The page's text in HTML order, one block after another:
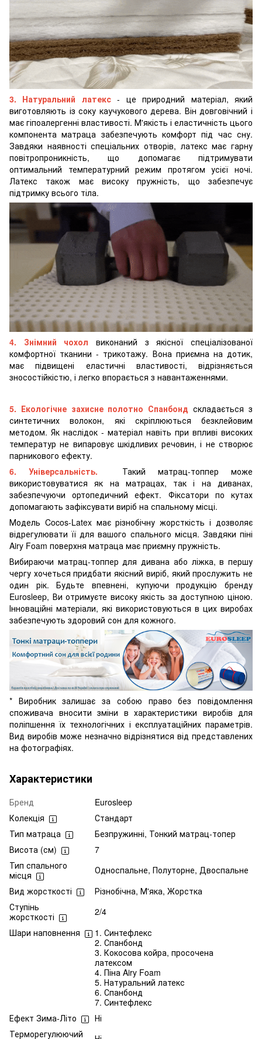
3. Натуральний латекс- це природний матеріал, який
виготовляють із соку каучукового дерева. Він довговічний і
має гіпоалергенні властивості. М'якість і еластичність цього
компонента матраца забезпечують комфорт під час сну.
Завдяки наявності спеціальних отворів, латекс має гарну
повітропроникність, що допомагає підтримувати
оптимальний температурний режим протягом усієї ночі.
Латекс також має високу пружність, що забезпечує
підтримку всього тіла.
4. Знімний чохол виконаний з якісної спеціалізованої
комфортної тканини - трикотажу. Вона приємна на дотик,
має підвищені еластичні властивості, відрізняється
зносостійкістю, і легко впорається з навантаженнями.
5. Екологічне захисне полотно Спанбонд складається з
синтетичних волокон, які скріплюються безклейовим
методом. Як наслідок - матеріал навіть при впливі високих
температур не випаровує шкідливих речовин, і не створює
парникового ефекту.
6. Універсальність.
Такий матрац-топпер може
використовуватися як на матрацах, так і на диванах,
забезпечуючи ортопедичний ефект. Фіксатори по кутах
допомагають зафіксувати виріб на спальному місці.
Модель Cocos-Latex має різнобічну жорсткість і дозволяє
відрегулювати її для вашого спального місця. Завдяки піні
Airy Foam поверхня матраца має приємну пружність.
Вибираючи матрац-топпер для дивана або ліжка, в першу
чергу хочеться придбати якісний виріб, який прослужить не
один рік. Будьте впевнені, купуючи продукцію бренду
Eurosleep, Ви отримуєте високу якість за доступною ціною.
Інноваційні матеріали, які використовуються в цих виробах
забезпечують здоровий сон для кожного.
* Виробник залишає за собою право без повідомлення
споживача вносити зміни в характеристики виробів для
поліпшення їх технологічних і експлуатаційних параметрів.
Вид виробів може незначно відрізнятися від представлених
на фотографіях.
Характеристики
Бренд
Eurosleep
Колекція
Стандарт
Тип матраца
Безпружинні, Тонкий матрац-топер
Висота (см)
7
Тип спального
місця
Односпальне, Полуторне, Двоспальне
Вид жорсткості
Різнобічна, М'яка, Жорстка
Ступінь
жорсткості
2/4
Шари наповнення
1. Синтефлекс
2. Спанбонд
3. Кокосова койра, просочена
латексом
4. Піна Airy Foam
5. Натуральний латекс
6. Спанбонд
7. Синтефлекс
Ефект Зима-Літо
Ні
Терморегулюючий